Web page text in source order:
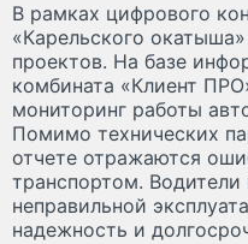
В рамках цифрового
«Карельского
проектов. На базе
комбината «Клиент
мониторинг работы
Помимо технических
отчете отражаются
транспортом.
неправильной
надежность и